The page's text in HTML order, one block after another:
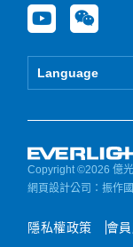
Y
o
u
e
W
e
i
Language
Copyright ©2026 億
網頁設計公司 ：振作
隱私權政策 會